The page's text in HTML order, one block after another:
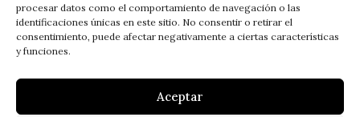
procesar datos como el comportamiento de navegación o las
identificaciones únicas en este sitio. No consentir o retirar el
consentimiento, puede afectar negativamente a ciertas características
y funciones.
Aceptar